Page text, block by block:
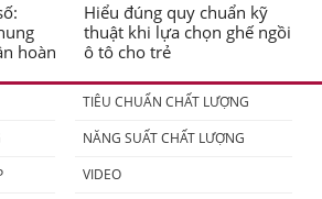
hoàn
Hiểu đúng quy chuẩn kỹ
thuật khi lựa chọn ghế ngồi
ô tô cho trẻ
TIÊU CHUẨN CHẤT LƯỢNG
NĂNG SUẤT CHẤT LƯỢNG
VIDEO